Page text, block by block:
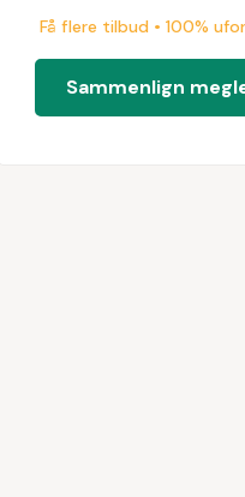
Få flere tilbud • 100%
Sammenlign